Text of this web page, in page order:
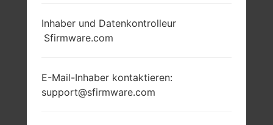
Inhaber und Datenkontrolleur
Sfirmware.com
E-Mail-Inhaber kontaktieren:
support@sfirmware.com